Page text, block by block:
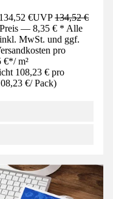
€UVP134,52 €
— 8,35 € * Alle
MwSt. und ggf.
pro
€*/ m²
108,23 € pro
€/ Pack)